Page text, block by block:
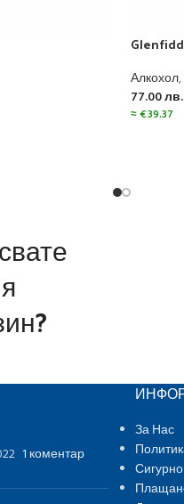
Алкохол,
77.00лв.
≈€39.37
1 коментар
За Нас